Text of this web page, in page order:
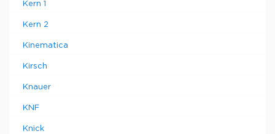
Kern 1
Kern 2
Kinematica
Kirsch
Knauer
KNF
Knick